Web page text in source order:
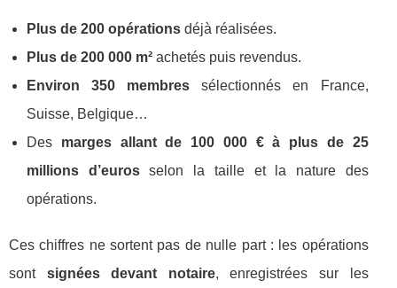
Plus de 200 opérations déjà réalisées.
Plus de 200 000 m² achetés puis revendus.
Environ 350 membres sélectionnés en France,
Suisse, Belgique…
Des marges allant de 100 000 € à plus de 25
millions d’eurosselon la taille et la nature des
opérations.
Ces chiffres ne sortent pas de nulle part : les opérations
sont signées devant notaire, enregistrées sur les